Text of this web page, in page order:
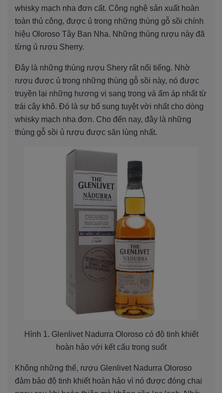
whisky mạch nha đơn cất. Công nghệ sản xuất hoàn
toàn thủ công, được ủ trong những thùng gỗ sồi chính
hiệu Oloroso Tây Ban Nha. Những thùng rượu này đã
từng ủ rượu Sherry.
Đây là những thùng rượu Shery rất nổi tiếng. Nhờ
rượu được ủ trong những thùng gỗ sồi này, nó được
truyền lại những hương vị sang trọng và ấm áp nhất từ
trái cây khô. Đó là sự bổ sung tuyệt vời nhất cho dòng
whisky mạch nha đơn. Cho đến nay, đây là những
thùng gỗ sồi ủ rượu được săn lùng nhất.
Hình 1. Glenlivet Nadurra Oloroso có độ tinh khiết
hoàn hảo với kết cấu trong suốt
Không những thế, rượu Glenlivet Nadurra Oloroso
đảm bảo độ tinh khiết hoàn hảo vì nó được đóng chai